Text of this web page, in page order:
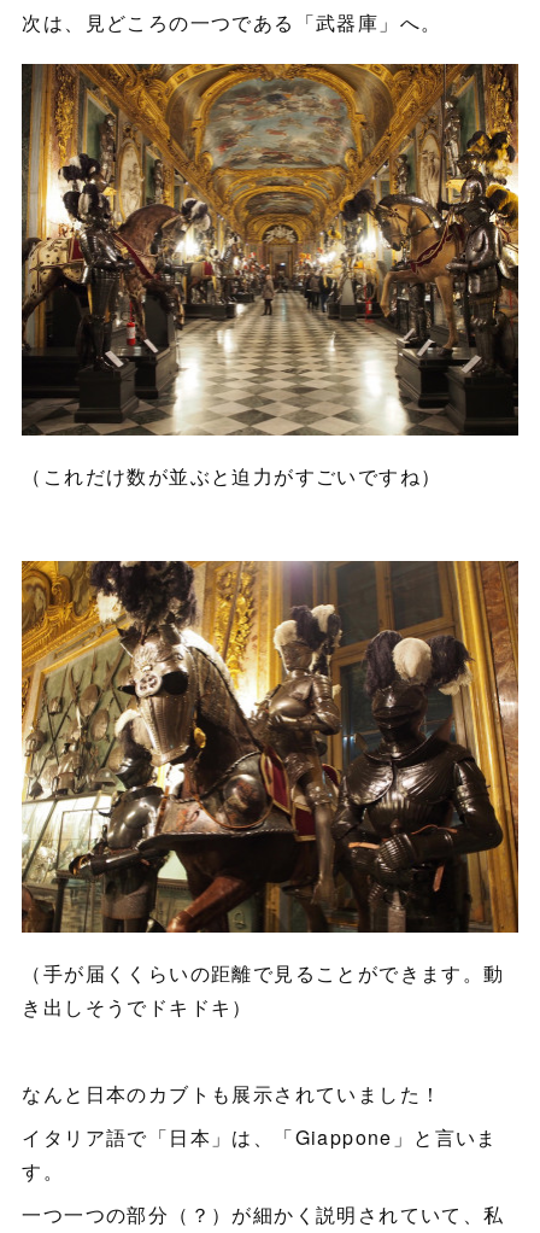
次は、見どころの一つである「武器庫」へ。
（これだけ数が並ぶと迫力がすごいですね）
（手が届くくらいの距離で見ることができます。動
き出しそうでドキドキ）
なんと日本のカブトも展示されていました！
イタリア語で「日本」は、「Giappone」と言いま
す。
一つ一つの部分（？）が細かく説明されていて、私